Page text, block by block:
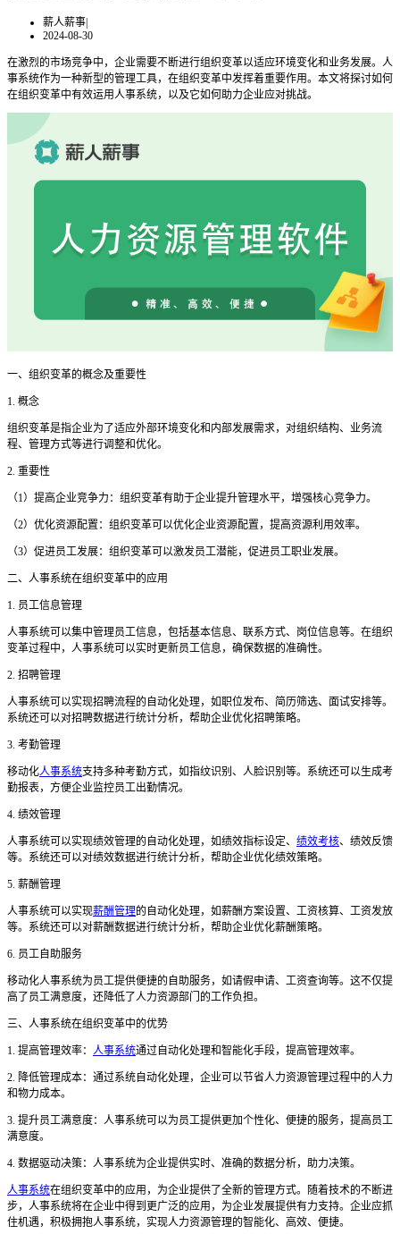
薪人薪事|
2024-08-30
在激烈的市场竞争中，企业需要不断进行组织变革以适应环境变化和业务发展。人
事系统作为一种新型的管理工具，在组织变革中发挥着重要作用。本文将探讨如何
在组织变革中有效运用人事系统，以及它如何助力企业应对挑战。
一、组织变革的概念及重要性
1. 概念
组织变革是指企业为了适应外部环境变化和内部发展需求，对组织结构、业务流
程、管理方式等进行调整和优化。
2. 重要性
（1）提高企业竞争力：组织变革有助于企业提升管理水平，增强核心竞争力。
（2）优化资源配置：组织变革可以优化企业资源配置，提高资源利用效率。
（3）促进员工发展：组织变革可以激发员工潜能，促进员工职业发展。
二、人事系统在组织变革中的应用
1. 员工信息管理
人事系统可以集中管理员工信息，包括基本信息、联系方式、岗位信息等。在组织
变革过程中，人事系统可以实时更新员工信息，确保数据的准确性。
2. 招聘管理
人事系统可以实现招聘流程的自动化处理，如职位发布、简历筛选、面试安排等。
系统还可以对招聘数据进行统计分析，帮助企业优化招聘策略。
3. 考勤管理
移动化人事系统支持多种考勤方式，如指纹识别、人脸识别等。系统还可以生成考
勤报表，方便企业监控员工出勤情况。
4. 绩效管理
人事系统可以实现绩效管理的自动化处理，如绩效指标设定、 绩效考核、绩效反馈
等。系统还可以对绩效数据进行统计分析，帮助企业优化绩效策略。
5. 薪酬管理
人事系统可以实现薪酬管理的自动化处理，如薪酬方案设置、工资核算、工资发放
等。系统还可以对薪酬数据进行统计分析，帮助企业优化薪酬策略。
6. 员工自助服务
移动化人事系统为员工提供便捷的自助服务，如请假申请、工资查询等。这不仅提
高了员工满意度，还降低了人力资源部门的工作负担。
三、人事系统在组织变革中的优势
1. 提高管理效率： 人事系统通过自动化处理和智能化手段，提高管理效率。
2. 降低管理成本：通过系统自动化处理，企业可以节省人力资源管理过程中的人力
和物力成本。
3. 提升员工满意度：人事系统可以为员工提供更加个性化、便捷的服务，提高员工
满意度。
4. 数据驱动决策：人事系统为企业提供实时、准确的数据分析，助力决策。
人事系统在组织变革中的应用，为企业提供了全新的管理方式。随着技术的不断进
步，人事系统将在企业中得到更广泛的应用，为企业发展提供有力支持。企业应抓
住机遇，积极拥抱人事系统，实现人力资源管理的智能化、高效、便捷。